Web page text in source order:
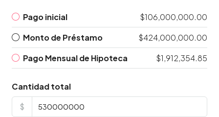
Pago inicial
$106,000,000.00
Monto de Préstamo
$424,000,000.00
Pago Mensual de Hipoteca
$1,912,354.85
Cantidad total
$